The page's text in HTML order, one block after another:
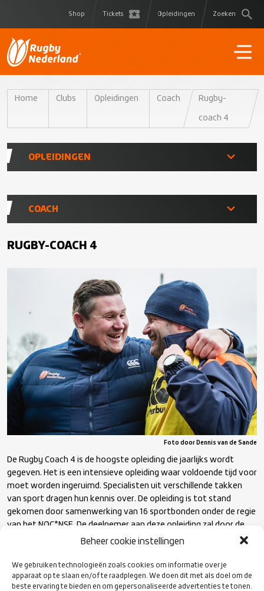
Beheer cookie instellingen
We gebruiken technologieën zoals cookies om informatie over je
apparaat op te slaan en/of te raadplegen. We doen dit met als doel om de
beste ervaring te bieden en om gepersonaliseerde advertenties te tonen.
Shop Tickets Opleidingen Zoeken
Home Clubs Opleidingen Coach Rugby-
coach 4
OPLEIDINGEN
Coach
Player welfare
Kracht & Conditie
Bestuur
Licentiesysteem
Kwalificatiestructuur Sport KSS
COACH
Gamecoach
World Rugby Coach 2
Rugby Coach 3
World Rugby Coach 3
Rugby-coach 4
World Rugby Coach 1 Sevens
World Rugby Coach 2 Sevens
RUGBY-COACH 4
Foto door Dennis van de Sande
De Rugby Coach 4 is de hoogste opleiding die jaarlijks wordt
gegeven. Het is een intensieve opleiding waar voldoende tijd voor
moet worden ingeruimd. Specialisten uit verschillende takken
van sport dragen hun kennis over. De opleiding is tot stand
gekomen door samenwerking van 16 sportbonden onder de regie
van het NOC*NSF. De deelnemer aan deze opleiding zal door de
uiteenlopende opdrachten vele competenties (gaan) beheersen.
Kijk hier voor meer informatie